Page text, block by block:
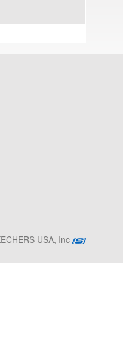
USA, Inc